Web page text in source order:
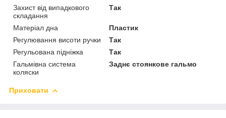
Захист від випадкового
складання
Так
Матеріал дна
Пластик
Регулювання висоти ручки
Так
Регульована підніжка
Так
Гальмівна система
коляски
Заднє стоянкове гальмо
Приховати